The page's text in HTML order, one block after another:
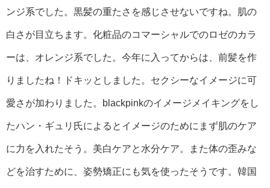
ンジ系でした。黒髪の重たさを感じさせないですね。肌の
白さが目立ちます。化粧品のコマーシャルでのロゼのカラ
ーは、オレンジ系でした。今年に入ってからは、前髪を作
りましたね！ドキッとしました。セクシーなイメージに可
愛さが加わりました。blackpinkのイメージメイキングをし
たハン・ギュリ氏によるとイメージのためにまず肌のケア
に力を入れたそう。美白ケアと水分ケア。また体の歪みな
どを治すために、姿勢矯正にも気を使ったそうです。韓国